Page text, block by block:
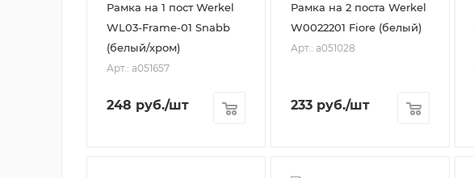
Рамка на 1 пост Werkel
WL03-Frame-01 Snabb
(белый/хром)
Арт.: a051657
248 руб./шт
Рамка на 2 поста Werkel
W0022201 Fiore (белый)
Арт.: a051028
233 руб./шт